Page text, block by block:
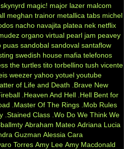
magic! major lazer malcom
meghan trainor metallica tabs michel
nacho navajita platea nek netflix
organo virtual pearl jam peavey
puas sandobal sandoval santaflow
swedish house mafia telefonos
the turtles tito torbellino tush vicente
weezer yahoo yotuel youtube
of Life and Death
.Brave New
.Heaven And Hell .Hell Bent for
.Master Of The Rings .Mob Rules
.Stained Class .Wo Do We Think We
Abraham Mateo Adriana Lucia
Guzman Alessia Cara
Torres Amy Lee Amy Macdonald